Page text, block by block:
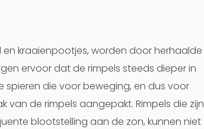
kraaienpootjes, worden door herhaalde
ervoor dat de rimpels steeds dieper in
die voor beweging, en dus voor
van de rimpels aangepakt. Rimpels die zijn
blootstelling aan de zon, kunnen niet